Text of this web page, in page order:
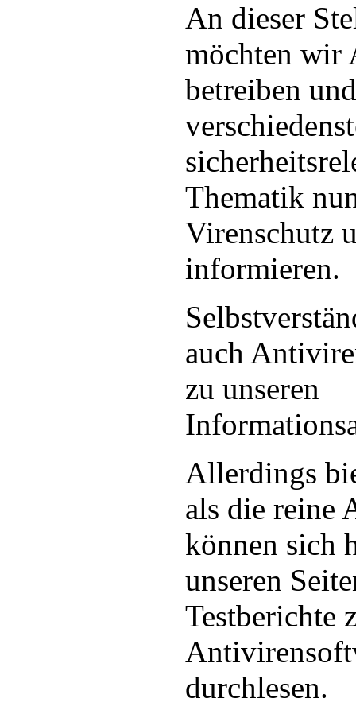
An dieser
möchten wir
betreiben
Thematik
Virenschutz
informieren.
auch
zu unseren
Allerdings
als die reine
können sich
unseren
Testberichte
durchlesen.